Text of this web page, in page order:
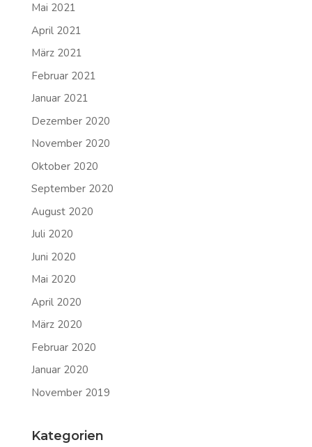
Mai 2021
April 2021
März 2021
Februar 2021
Januar 2021
Dezember 2020
November 2020
Oktober 2020
September 2020
August 2020
Juli 2020
Juni 2020
Mai 2020
April 2020
März 2020
Februar 2020
Januar 2020
November 2019
Kategorien